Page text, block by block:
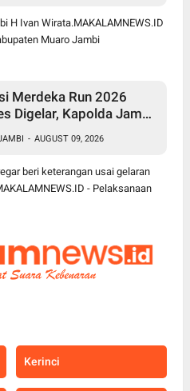
H Ivan Wirata.MAKALAMNEWS.ID
Muaro Jambi
Merdeka Run 2026
Digelar, Kapolda Jambi
- AUGUST 09, 2026
beri keterangan usai gelaran
- Pelaksanaan
Kerinci